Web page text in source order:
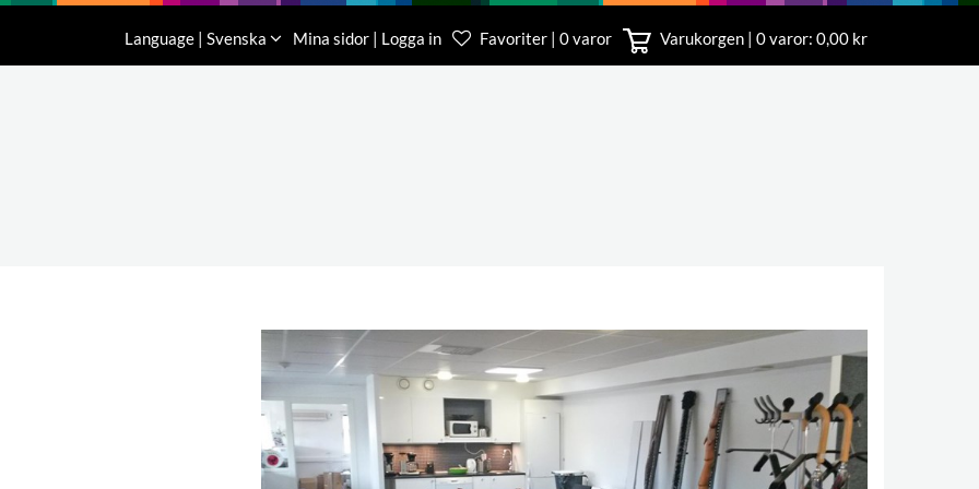
Language | Svenska Mina sidor | Logga in Favoriter | 0 varor Varukorgen | 0varor: 0,00 kr
Kundtjänst
046-31 18 00